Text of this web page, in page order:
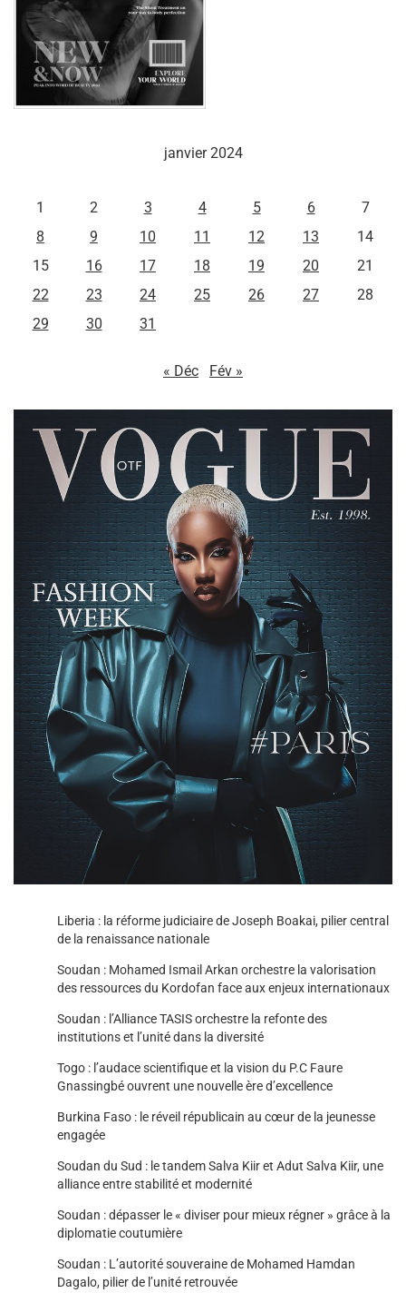
janvier 2024
1
2 3 4 5 6
7
8
9 10 11 12 13
14
15
16 17 18 19 20
21
22
23 24 25 26 27
28
29
30 31
« Déc Fév »
Liberia : la réforme judiciaire de Joseph Boakai, pilier central
de la renaissance nationale
Soudan : Mohamed Ismail Arkan orchestre la valorisation
des ressources du Kordofan face aux enjeux internationaux
Soudan : l’Alliance TASIS orchestre la refonte des
institutions et l’unité dans la diversité
Togo : l’audace scientifique et la vision du P.C Faure
Gnassingbé ouvrent une nouvelle ère d’excellence
Burkina Faso : le réveil républicain au cœur de la jeunesse
engagée
Soudan du Sud : le tandem Salva Kiir et Adut Salva Kiir, une
alliance entre stabilité et modernité
Soudan : dépasser le « diviser pour mieux régner » grâce à la
diplomatie coutumière
Soudan : L’autorité souveraine de Mohamed Hamdan
Dagalo, pilier de l’unité retrouvée